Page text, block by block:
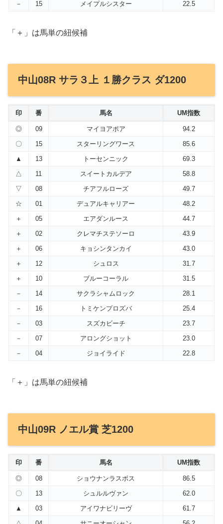
－
15 メイプルシスター 22.5
「＋」は馬単の紐候補
中山08R サラ３上 １勝クラス ダ1200
印 番 馬名 UM指数
◎ 09 マイヨアポア
94.2
〇
15 スターリングワース
85.6
▲
13 トーセンニック
69.3
△
11 スイートカルデア
58.8
▽
08 チアフルローズ
49.7
☆
01 デュアルキャリアー
48.2
＋
05 エアダンルース
44.7
＋
02 クレマチステソーロ
43.9
＋
06 キョシンタンカイ
43.0
＋
12 シュロス
31.7
＋
10 ブルーコーラル
31.5
－
14 サクラシャムロック
28.1
－
16 トミケンプロズバ
25.4
－
03 スズカビーチ
23.7
－
07 アロングショット
23.0
－
04 ジョイライド 22.8
「＋」は馬単の紐候補
中山09R ノエル賞 芝1200
印 番 馬名 UM指数
◎ 08 ショウナンラスボス
86.5
〇
13 シュルルヴァン
62.0
▲
03 アイワナビリーヴ
61.7